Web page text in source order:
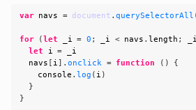
var navs = document .querySelectorAll
for (let _i = 0 ; _i < navs .length ; _i
let
i = _i
  navs
[ i] .onclick = function ( )
{
console .log ( i )
}
}